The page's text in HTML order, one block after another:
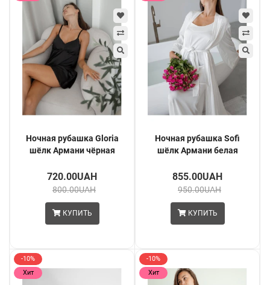
Ночная рубашка Gloria
шёлк Армани чёрная
720.00UAH
800.00UAH
КУПИТЬ
Ночная рубашка Sofi
шёлк Армани белая
855.00UAH
950.00UAH
КУПИТЬ
-10%
Хит
-10%
Хит